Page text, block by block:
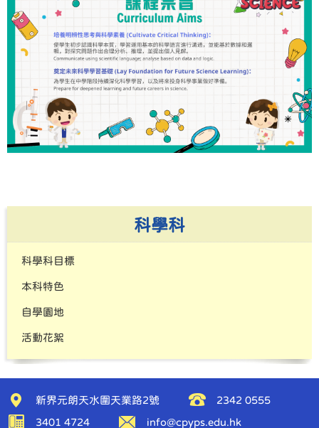
科學科
科學科目標
本科特色
自學園地
活動花絮
新界元朗天水圍天業路2號 2342 0555
3401 4724 info@cpyps.edu.hk